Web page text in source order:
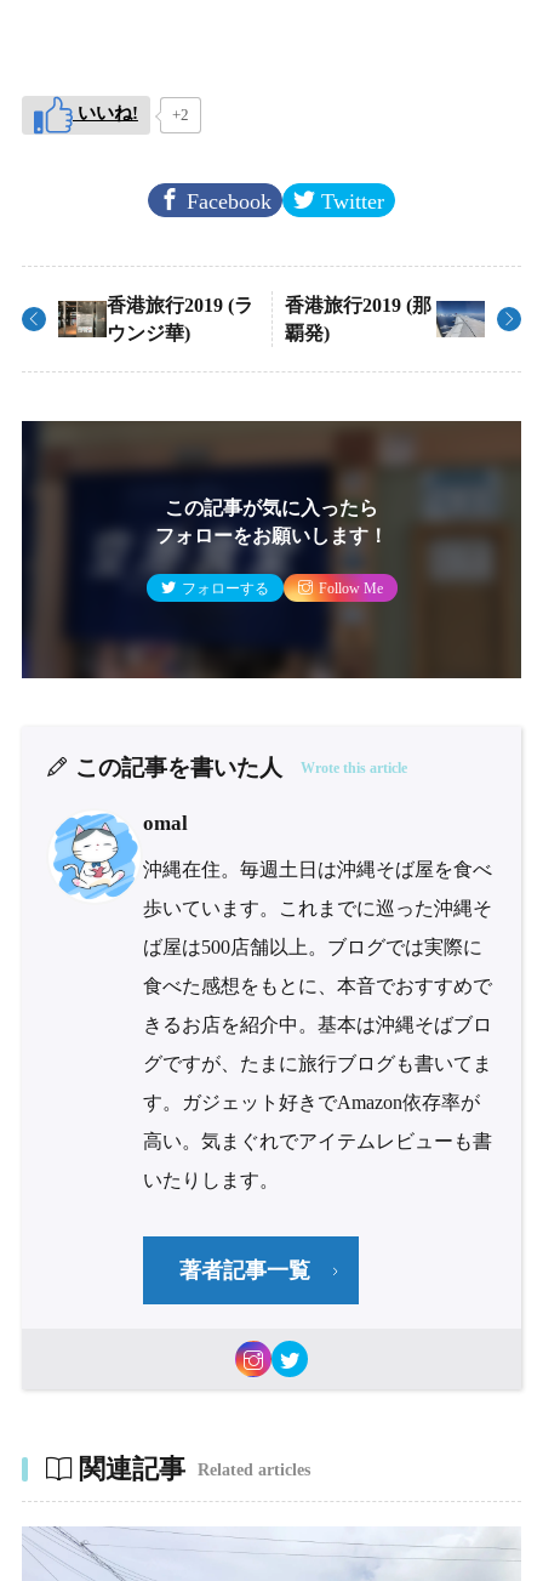
いいね! +2
Facebook Twitter
香港旅行2019 (ラ
ウンジ華)
香港旅行2019 (那
覇発)
この記事が気に入ったら
フォローをお願いします！
フォローする Follow Me
この記事を書いた人 Wrote this article
omal
沖縄在住。毎週土日は沖縄そば屋を食べ
歩いています。これまでに巡った沖縄そ
ば屋は500店舗以上。ブログでは実際に
食べた感想をもとに、本音でおすすめで
きるお店を紹介中。基本は沖縄そばブロ
グですが、たまに旅行ブログも書いてま
す。ガジェット好きでAmazon依存率が
高い。気まぐれでアイテムレビューも書
いたりします。
著者記事一覧
関連記事 Related articles